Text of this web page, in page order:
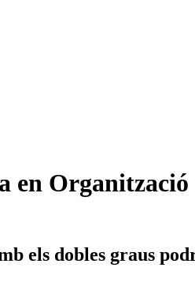
en Organització
els dobles graus